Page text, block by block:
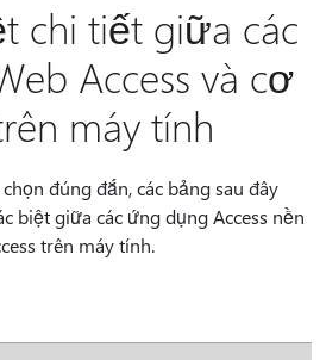
chi tiết giữa các
Access và cơ
máy tính
đúng đắn, các bảng sau đây
biệt giữa các ứng dụng Access nền
trên máy tính.